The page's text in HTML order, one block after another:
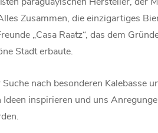
Zusammen, die einzigartiges
„Casa Raatz“, das dem
Stadt erbaute.
nach besonderen Kalebasse
inspirieren und uns